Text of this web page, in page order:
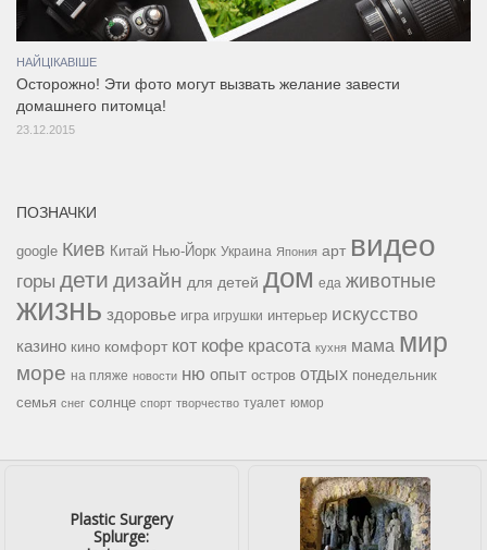
НАЙЦІКАВІШЕ
Осторожно! Эти фото могут вызвать желание завести
домашнего питомца!
23.12.2015
ПОЗНАЧКИ
google Киев Китай Нью-Йорк Украина Япония арт видео
горы дети дизайн для детей дом еда животные
жизнь здоровье игра игрушки интерьер искусство
казино кино комфорт кот кофе красота кухня мама мир
море на пляже новости ню опыт остров отдых понедельник
семья снег солнце спорт творчество туалет юмор